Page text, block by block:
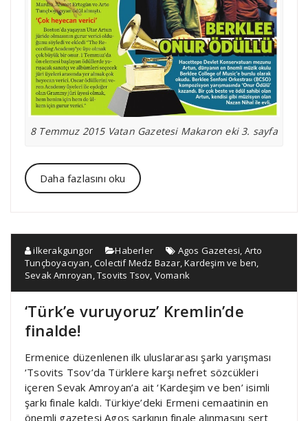
8 Temmuz 2015 Vatan Gazetesi Makaron eki 3. sayfa
Daha fazlasını oku
ilkerakgungor Haberler Agos Gazetesi Arto
Tunçboyacıyan ,Colectif Medz Bazar,Kardeşim ve ben
Sevak Amroyan ,Tsovits Tsov Vomank
‘Türk’e vuruyoruz’ Kremlin’de
finalde!
Ermenice düzenlenen ilk uluslararası şarkı yarışması
‘Tsovits Tsov’da Türklere karşı nefret sözcükleri
içeren Sevak Amroyan’a ait ‘Kardeşim ve ben’ isimli
şarkı finale kaldı. Türkiye’deki Ermeni cemaatinin en
önemli gazetesi Agos şarkının finale alınmasını sert